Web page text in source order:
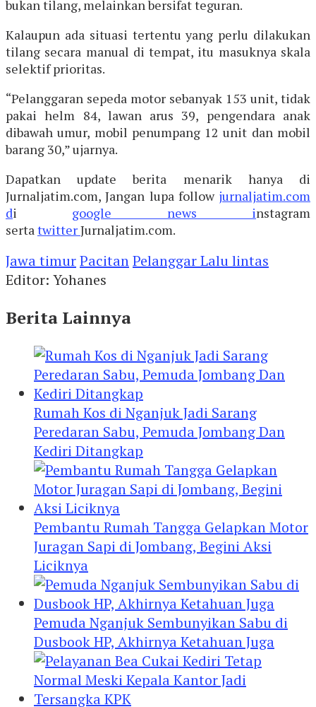
bukan tilang, melainkan bersifat teguran.
Kalaupun ada situasi tertentu yang perlu dilakukan
tilang secara manual di tempat, itu masuknya skala
selektif prioritas.
“Pelanggaran sepeda motor sebanyak 153 unit, tidak
pakai helm 84, lawan arus 39, pengendara anak
dibawah umur, mobil penumpang 12 unit dan mobil
barang 30,” ujarnya.
Dapatkan update berita menarik hanya di
Jurnaljatim.com, Jangan lupa follow jurnaljatim.com
di google news instagram
serta twitterJurnaljatim.com.
Jawa timurPacitanPelanggar Lalu lintas
Editor: Yohanes
Berita Lainnya
Rumah Kos di Nganjuk Jadi Sarang
Peredaran Sabu, Pemuda Jombang Dan
Kediri Ditangkap
Pembantu Rumah Tangga Gelapkan Motor
Juragan Sapi di Jombang, Begini Aksi
Liciknya
Pemuda Nganjuk Sembunyikan Sabu di
Dusbook HP, Akhirnya Ketahuan Juga